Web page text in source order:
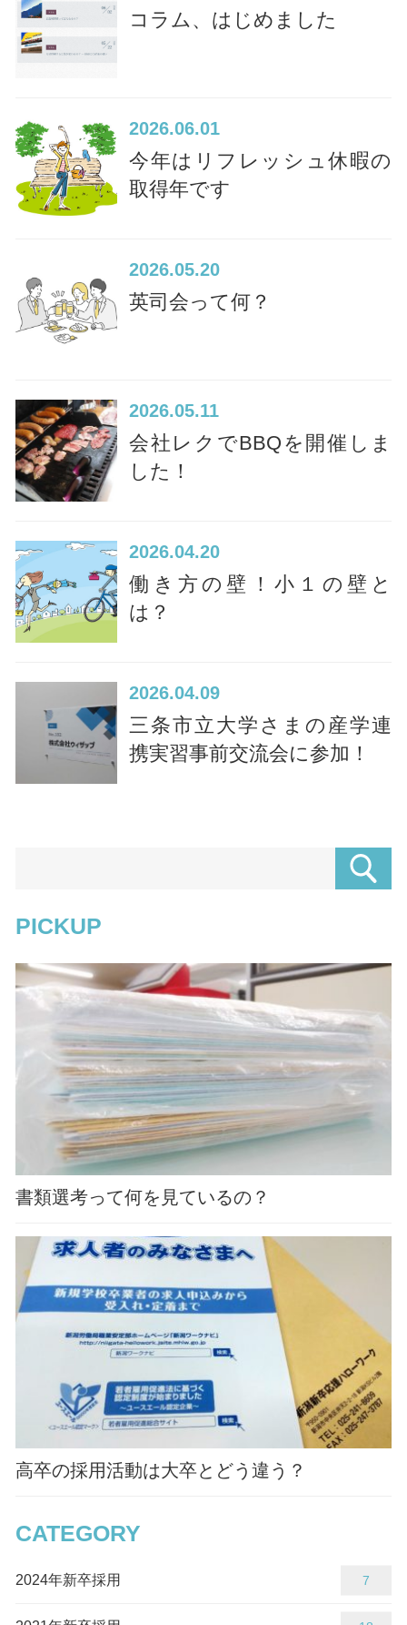
コラム、はじめました
2026 06.01
今年はリフレッシュ休暇の
取得年です
2026 05.20
英司会って何？
2026 05.11
会社レクでBBQを開催しま
した！
2026 04.20
働き方の壁！小１の壁と
は？
2026 04.09
三条市立大学さまの産学連
携実習事前交流会に参加！
PICKUP
書類選考って何を見ているの？
高卒の採用活動は大卒とどう違う？
CATEGORY
2024年新卒採用 7